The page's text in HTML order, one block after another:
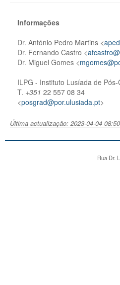
Informações
Dr. António Pedro Martins <
Dr. Fernando Castro <
Dr. Miguel Gomes <
ILPG - Instituto Lusíada de
T. +351 22 557 08 34
<posgrad@por.ulusiada.pt>
Última actualização: 2023-04-04 08:50
Rua Dr.